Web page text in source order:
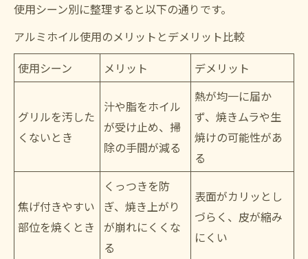
使用シーン別に整理すると以下の通りです。
アルミホイル使用のメリットとデメリット比較
使用シーン
メリット デメリット
グリルを汚した
くないとき
汁や脂をホイル
が受け止め、掃
除の手間が減る
熱が均一に届か
ず、焼きムラや生
焼けの可能性があ
る
焦げ付きやすい
部位を焼くとき
くっつきを防
ぎ、焼き上がり
が崩れにくくな
る
表面がカリッとし
づらく、皮が縮み
にくい